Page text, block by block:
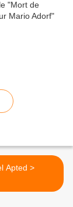
Michael Apted >